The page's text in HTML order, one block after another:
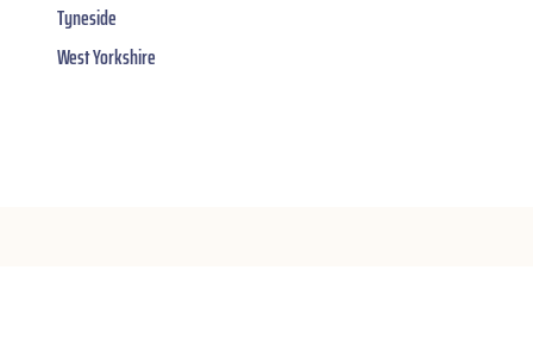
Tyneside
West Yorkshire